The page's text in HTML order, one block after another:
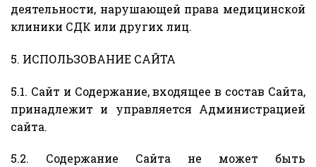
деятельности, нарушающей права медицинской
клиники СДК или других лиц.
5. ИСПОЛЬЗОВАНИЕ САЙТА
5.1. Сайт и Содержание, входящее в состав Сайта,
принадлежит и управляется Администрацией
сайта.
5.2. Содержание Сайта не может быть